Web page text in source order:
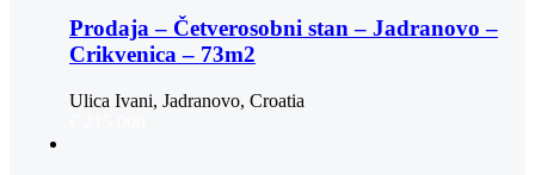
Prodaja – Četverosobni stan – Jadranovo –
Crikvenica – 73m2
Ulica Ivani, Jadranovo, Croatia